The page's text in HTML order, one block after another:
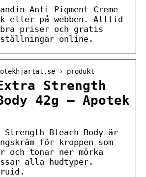
Anti Pigment Creme
eller på webben. Alltid
priser och gratis
online.
› produkt
Strength
42g – Apotek
Strength Bleach Body är
för kroppen som
och tonar ner mörka
alla hudtyper.